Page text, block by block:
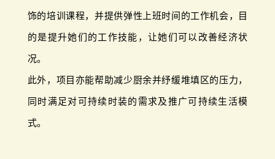
饰的培训课程，并提供弹性上班时间的工作机会，目
的是提升她们的工作技能，让她们可以改善经济状
况。
此外，项目亦能帮助减少厨余并纾缓堆填区的压力，
同时满足对可持续时装的需求及推广可持续生活模
式。